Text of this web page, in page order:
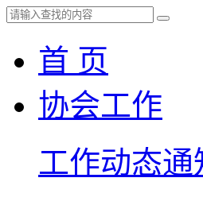
首 页
协会工作
工作动态通